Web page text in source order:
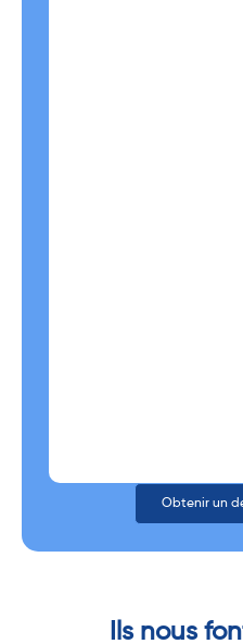
Obtenir un
Ils nous